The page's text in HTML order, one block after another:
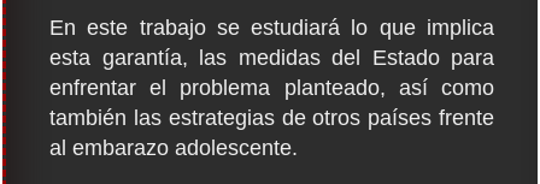
En este trabajo se estudiará lo que implica
esta garantía, las medidas del Estado para
enfrentar el problema planteado, así como
también las estrategias de otros países frente
al embarazo adolescente.